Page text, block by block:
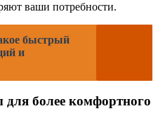
ваши потребности.
быстрый
и
более комфортного